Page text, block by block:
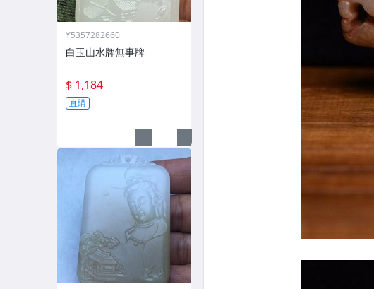
Y5357282660
白玉山水牌無事牌
$ 1,184
直購